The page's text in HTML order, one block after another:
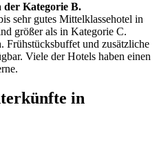
Kategorie B.
sehr gutes Mittelklassehotel in
größer als in Kategorie C.
Frühstücksbuffet und zusätzliche
Viele der Hotels haben einen
in